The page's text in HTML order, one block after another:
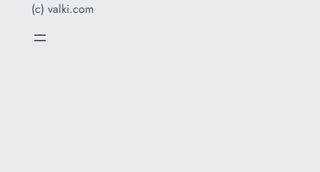
(c) valki.com